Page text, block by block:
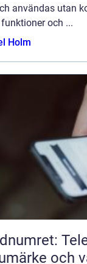
användas utan
och ...
Holm
och